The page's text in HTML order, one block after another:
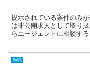
提示されている案件のみ
は非公開求人として取り
らエージェントに相談す
転職